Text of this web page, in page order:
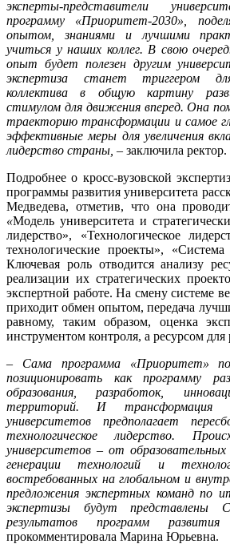
эксперты-представители
программу «Приоритет-2030»,
опытом, знаниями и лучшими
учиться у наших коллег. В свою
опыт будет полезен другим
экспертиза станет триггером
коллектива в общую картину
стимулом для движения вперед. Она
траекторию трансформации и самое
эффективные меры для увеличения
лидерство страны, – заключила ректор.
Подробнее о кросс-вузовской
программы развития университета
Медведева, отметив, что она
«Модель университета и
лидерство», «Технологическое
технологические проекты»,
Ключевая роль отводится анализу
реализации их стратегических
экспертной работе. На смену системе
приходит обмен опытом, передача
равному, таким образом, оценка
инструментом контроля, а ресурсом для
– Сама программа «Приоритет»
позиционировать как программу
образования, разработок,
территорий. И трансформация
университетов предполагает
технологическое лидерство.
университетов – от
генерации технологий и
востребованных на глобальном и
предложения экспертных команд по
экспертизы будут представлены
результатов программ развития
прокомментировала Марина Юрьевна.